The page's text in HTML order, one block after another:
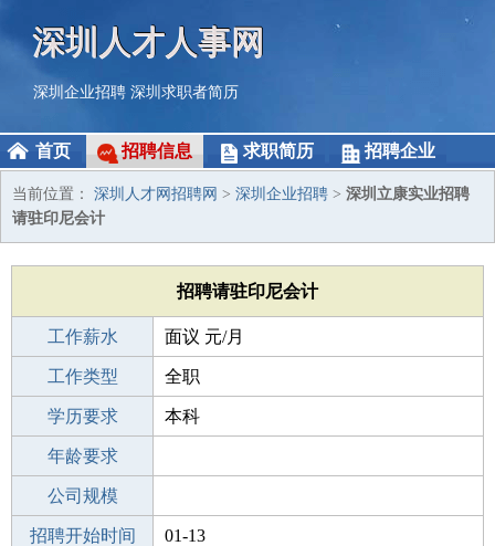
深圳人才人事网
深圳企业招聘 深圳求职者简历
首页 招聘信息 求职简历 招聘企业
当前位置： 深圳人才网招聘网 > 深圳企业招聘 > 深圳立康实业招聘
请驻印尼会计
招聘请驻印尼会计
工作薪水 面议 元/月
招聘人数 2人
工作类型 全职
性别要求 -
学历要求 本科
工作经验
年龄要求
工作地点
公司规模
公司电话
招聘开始时间 01-13